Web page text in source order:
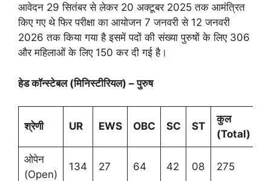
आवेदन 29 सितंबर से लेकर 20 अक्टूबर 2025 तक आमंत्रित
किए गए थे फिर परीक्षा का आयोजन 7 जनवरी से 12 जनवरी
2026 तक किया गया है इसमें पदों की संख्या पुरुषों के लिए 306
और महिलाओं के लिए 150 कर दी गई है।
हेड कॉन्स्टेबल (मिनिस्टीरियल) – पुरुष
श्रेणी UR EWS OBC SC ST
कुल
(Total)
ओपेन
(Open)
134 27 64 42 08 275